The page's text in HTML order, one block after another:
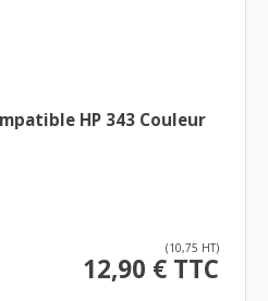
HP 343 Couleur
(10,75 HT)
12,90 € TTC